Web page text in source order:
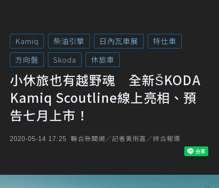
Kamiq 柴油引擎 日內瓦車展
特仕車
方向盤
Skoda 休旅車
小休旅也有越野魂 全新ŠKODA
Kamiq Scoutline線上亮相、預
告七月上市！
2020-05-14 17:25 聯合新聞網／記者黃俐嘉／綜合報導